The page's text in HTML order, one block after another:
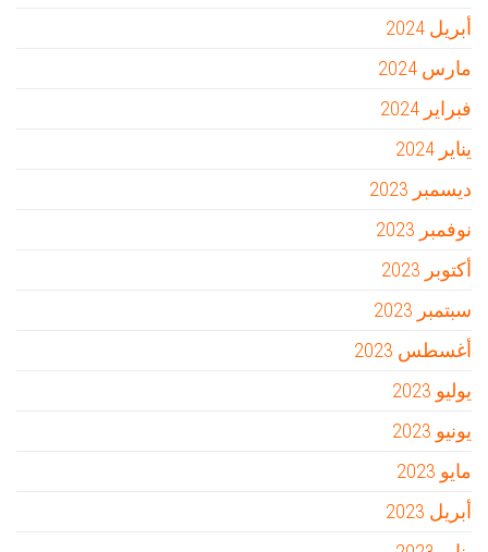
أبريل 2024
مارس 2024
فبراير 2024
يناير 2024
ديسمبر 2023
نوفمبر 2023
أكتوبر 2023
سبتمبر 2023
أغسطس 2023
يوليو 2023
يونيو 2023
مايو 2023
أبريل 2023